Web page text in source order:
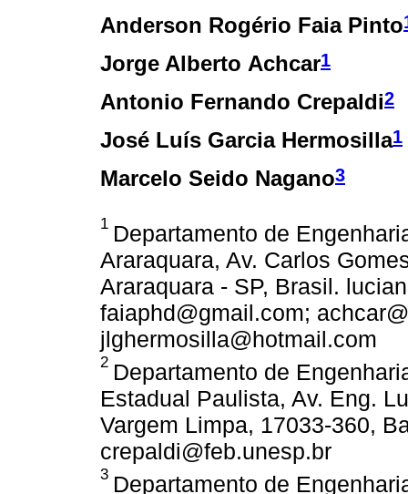
Anderson Rogério Faia Pinto
Jorge Alberto Achcar1
Antonio Fernando Crepaldi2
José Luís Garcia Hermosilla1
Marcelo Seido Nagano3
1 Departamento de
Araraquara, Av. Carlos
Araraquara - SP, Brasil.
faiaphd@gmail.com;
jlghermosilla@hotmail.com
2 Departamento de
Estadual Paulista, Av. Eng.
Vargem Limpa, 17033-360,
crepaldi@feb.unesp.br
3 Departamento de